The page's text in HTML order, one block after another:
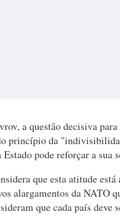
a questão decisiva
princípio da
Estado pode reforçar a
que esta atitude
alargamentos da NATO
que cada país deve